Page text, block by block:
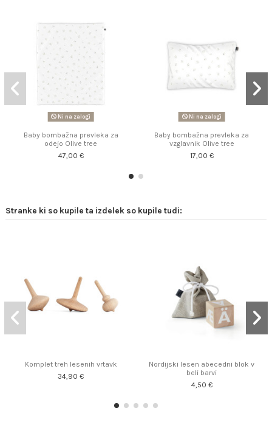
Ni na zalogi
Baby bombažna prevleka za
odejo Olive tree
47,00 €
Ni na zalogi
Baby bombažna prevleka za
vzglavnik Olive tree
17,00 €
Stranke ki so kupile ta izdelek so kupile tudi:
Komplet treh lesenih vrtavk
34,90 €
Nordijski lesen abecedni blok v
beli barvi
4,50 €